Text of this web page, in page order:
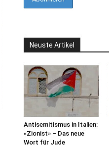
Neuste Artikel
Antisemitismus in Italien:
«Zionist» – Das neue
Wort für Jude